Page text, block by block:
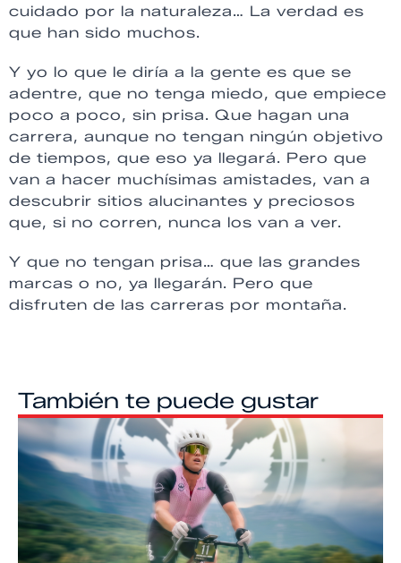
cuidado por la naturaleza… La verdad es
que han sido muchos.
Y yo lo que le diría a la gente es que se
adentre, que no tenga miedo, que empiece
poco a poco, sin prisa. Que hagan una
carrera, aunque no tengan ningún objetivo
de tiempos, que eso ya llegará. Pero que
van a hacer muchísimas amistades, van a
descubrir sitios alucinantes y preciosos
que, si no corren, nunca los van a ver.
Y que no tengan prisa… que las grandes
marcas o no, ya llegarán. Pero que
disfruten de las carreras por montaña.
También te puede gustar